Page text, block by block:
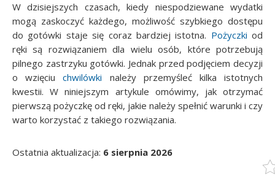
W dzisiejszych czasach, kiedy niespodziewane wydatki
mogą zaskoczyć każdego, możliwość szybkiego dostępu
do gotówki staje się coraz bardziej istotna. Pożyczki od
ręki są rozwiązaniem dla wielu osób, które potrzebują
pilnego zastrzyku gotówki. Jednak przed podjęciem decyzji
o wzięciuchwilówki należy przemyśleć kilka istotnych
kwestii. W niniejszym artykule omówimy, jak otrzymać
pierwszą pożyczkę od ręki, jakie należy spełnić warunki i czy
warto korzystać z takiego rozwiązania.
Ostatnia aktualizacja: 6 sierpnia 2026